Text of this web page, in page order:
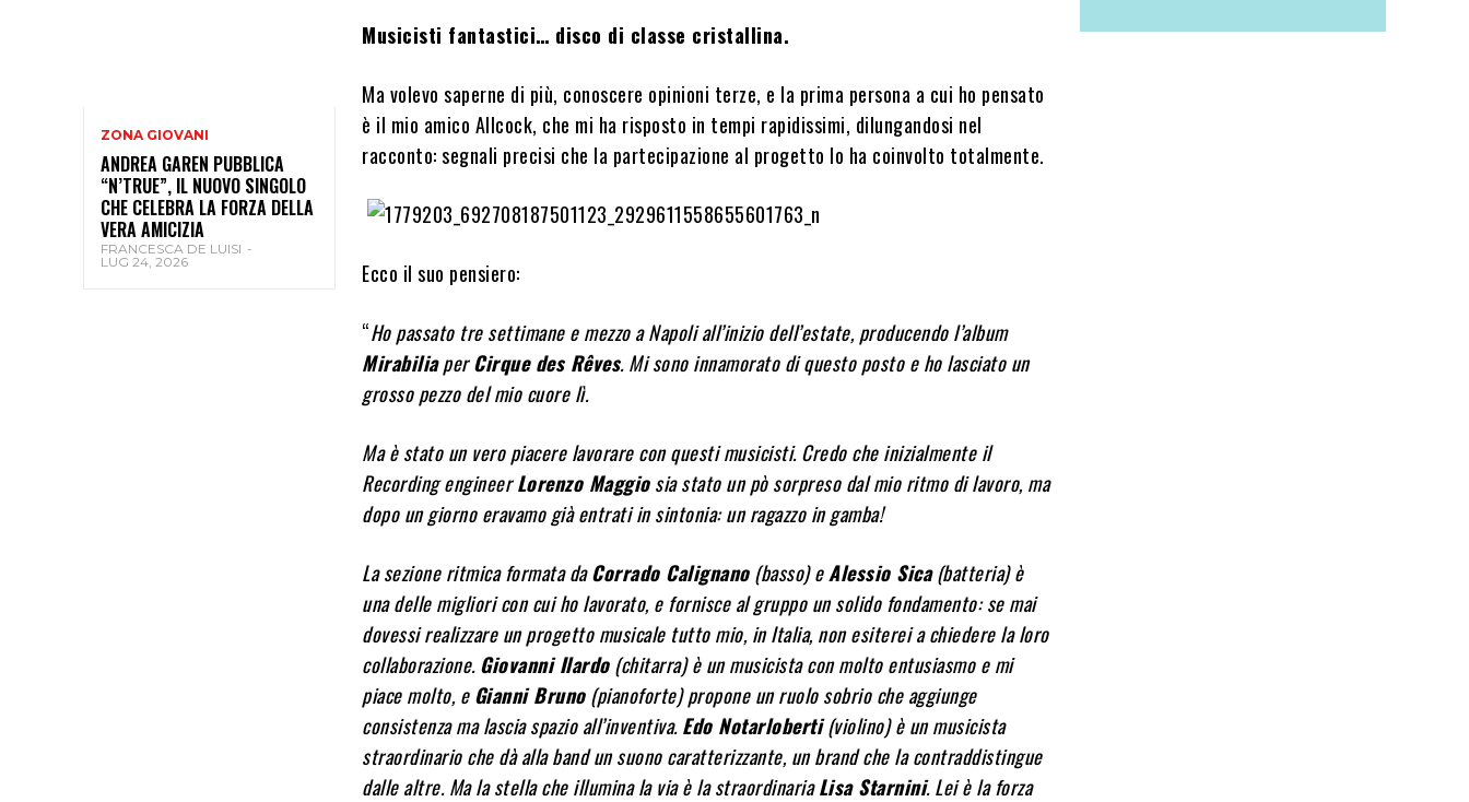
ZONA GIOVANI
ANDREA GAREN PUBBLICA
“N’TRUE”, IL NUOVO SINGOLO
CHE CELEBRA LA FORZA DELLA
VERA AMICIZIA
FRANCESCA DE LUISI -
LUG 24, 2026
Musicisti fantastici… disco di classe cristallina.
Ma volevo saperne di più, conoscere opinioni terze, e la prima persona a cui ho pensato
è il mio amico Allcock, che mi ha risposto in tempi rapidissimi, dilungandosi nel
racconto: segnali precisi che la partecipazione al progetto lo ha coinvolto totalmente.
Ecco il suo pensiero:
“Ho passato tre settimane e mezzo a Napoli all’inizio dell’estate, producendo l’album
MirabiliaperCirque des Rêves. Mi sono innamorato di questo posto e ho lasciato un
grosso pezzo del mio cuore lì.
Ma è stato un vero piacere lavorare con questi musicisti. Credo che inizialmente il
Recording engineerLorenzo Maggiosia stato un pò sorpreso dal mio ritmo di lavoro, ma
dopo un giorno eravamo già entrati in sintonia: un ragazzo in gamba!
La sezione ritmica formata daCorrado Calignano(basso) eAlessio Sica(batteria) è
una delle migliori con cui ho lavorato, e fornisce al gruppo un solido fondamento: se mai
dovessi realizzare un progetto musicale tutto mio, in Italia, non esiterei a chiedere la loro
collaborazione.Giovanni Ilardo(chitarra) è un musicista con molto entusiasmo e mi
piace molto, eGianni Bruno(pianoforte) propone un ruolo sobrio che aggiunge
consistenza ma lascia spazio all’inventiva.Edo Notarloberti(violino) è un musicista
straordinario che dà alla band un suono caratterizzante, un brand che la contraddistingue
dalle altre. Ma la stella che illumina la via è la straordinariaLisa Starnini. Lei è la forza